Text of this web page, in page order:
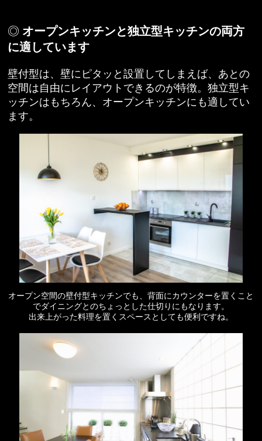
オープンキッチンと独立型キッチンの両方
に適しています
壁付型は、壁にピタッと設置してしまえば、あとの
空間は自由にレイアウトできるのが特徴。独立型キ
ッチンはもちろん、オープンキッチンにも適してい
ます。
オープン空間の壁付型キッチンでも、背面にカウンターを置くこと
でダイニングとのちょっとした仕切りにもなります。
出来上がった料理を置くスペースとしても便利ですね。